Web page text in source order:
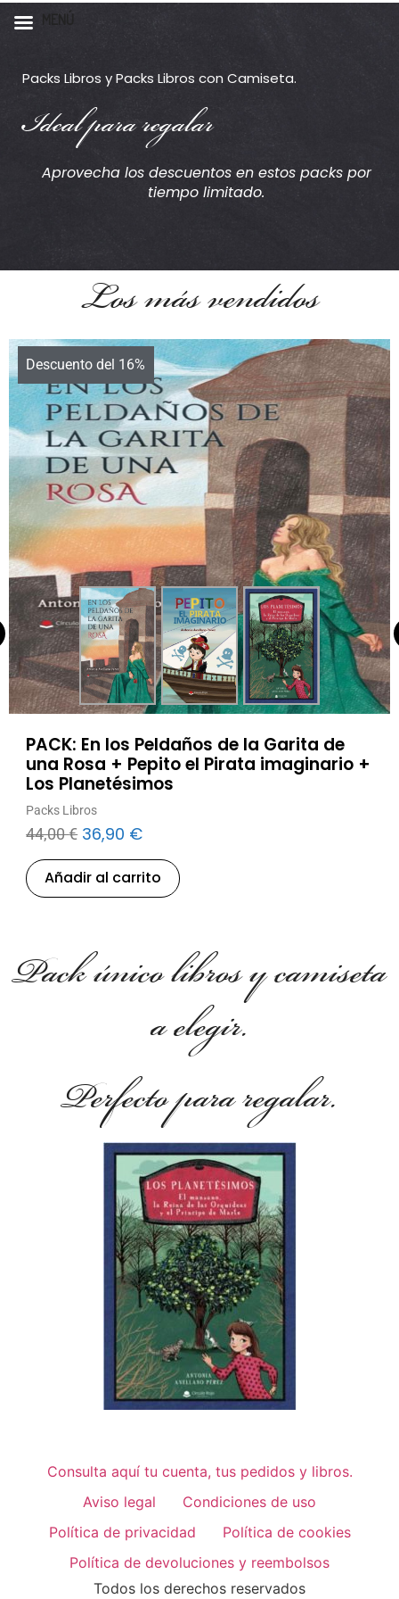
Camisetas libros
packs Antonia
Avellano
Packs Libros y Packs Libros con Camiseta.
Ideal para regalar
Aprovecha los descuentos en estos packs por
tiempo limitado.
Los más vendidos
Descuento del 16%
PACK: En los Peldaños de la Garita de
una Rosa + Pepito el Pirata imaginario +
Los Planetésimos
Packs Libros
44,00€ 36,90 €
Añadir al carrito
Pack único libros y camiseta
a elegir.
Perfecto para regalar.
Consulta aquí tu cuenta, tus pedidos y libros.
Aviso legal
Condiciones de uso
Política de privacidad
Política de cookies
Política de devoluciones y reembolsos
Todos los derechos reservados
MENÚ